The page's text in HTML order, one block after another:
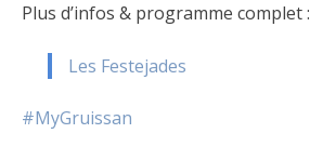
Plus d’infos & programme complet :
Les Festejades
#MyGruissan